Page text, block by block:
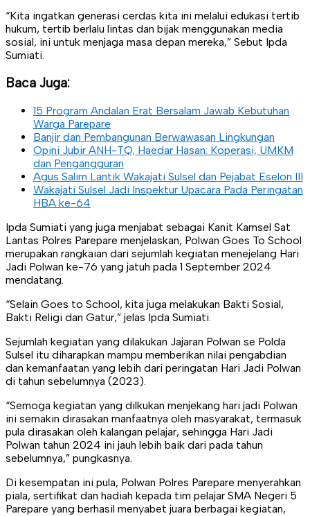
“Kita ingatkan generasi cerdas kita ini melalui edukasi tertib
hukum, tertib berlalu lintas dan bijak menggunakan media
sosial, ini untuk menjaga masa depan mereka,” Sebut Ipda
Sumiati.
Baca Juga:
15 Program Andalan Erat Bersalam Jawab Kebutuhan
Warga Parepare
Banjir dan Pembangunan Berwawasan Lingkungan
Opini Jubir ANH-TQ, Haedar Hasan: Koperasi, UMKM
dan Pengangguran
Agus Salim Lantik Wakajati Sulsel dan Pejabat Eselon III
Wakajati Sulsel Jadi Inspektur Upacara Pada Peringatan
HBA ke-64
Ipda Sumiati yang juga menjabat sebagai Kanit Kamsel Sat
Lantas Polres Parepare menjelaskan, Polwan Goes To School
merupakan rangkaian dari sejumlah kegiatan menejelang Hari
Jadi Polwan ke-76 yang jatuh pada 1 September 2024
mendatang.
“Selain Goes to School, kita juga melakukan Bakti Sosial,
Bakti Religi dan Gatur,” jelas Ipda Sumiati.
Sejumlah kegiatan yang dilakukan Jajaran Polwan se Polda
Sulsel itu diharapkan mampu memberikan nilai pengabdian
dan kemanfaatan yang lebih dari peringatan Hari Jadi Polwan
di tahun sebelumnya (2023).
“Semoga kegiatan yang dilkukan menjekang hari jadi Polwan
ini semakin dirasakan manfaatnya oleh masyarakat, termasuk
pula dirasakan oleh kalangan pelajar, sehingga Hari Jadi
Polwan tahun 2024 ini jauh lebih baik dari pada tahun
sebelumnya,” pungkasnya.
Di kesempatan ini pula, Polwan Polres Parepare menyerahkan
piala, sertifikat dan hadiah kepada tim pelajar SMA Negeri 5
Parepare yang berhasil menyabet juara berbagai kegiatan,